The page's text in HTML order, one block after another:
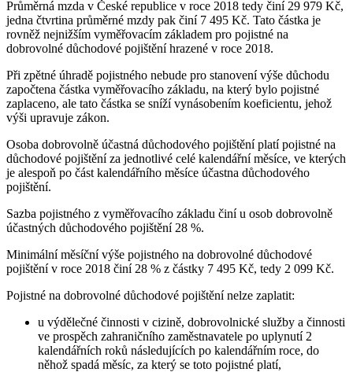
Průměrná mzda v České republice v roce 2018 tedy činí 29 979 Kč,
jedna čtvrtina průměrné mzdy pak činí 7 495 Kč. Tato částka je
rovněž nejnižším vyměřovacím základem pro pojistné na
dobrovolné důchodové pojištění hrazené v roce 2018.
Při zpětné úhradě pojistného nebude pro stanovení výše důchodu
započtena částka vyměřovacího základu, na který bylo pojistné
zaplaceno, ale tato částka se sníží vynásobením koeficientu, jehož
výši upravuje zákon.
Osoba dobrovolně účastná důchodového pojištění platí pojistné na
důchodové pojištění za jednotlivé celé kalendářní měsíce, ve kterých
je alespoň po část kalendářního měsíce účastna důchodového
pojištění.
Sazba pojistného z vyměřovacího základu činí u osob dobrovolně
účastných důchodového pojištění 28 %.
Minimální měsíční výše pojistného na dobrovolné důchodové
pojištění v roce 2018 činí 28 % z částky 7 495 Kč, tedy 2 099 Kč.
Pojistné na dobrovolné důchodové pojištění nelze zaplatit:
u výdělečné činnosti v cizině, dobrovolnické služby a činnosti
ve prospěch zahraničního zaměstnavatele po uplynutí 2
kalendářních roků následujících po kalendářním roce, do
něhož spadá měsíc, za který se toto pojistné platí,